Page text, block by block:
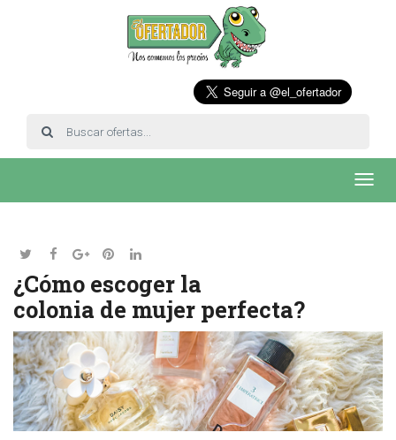
¿Cómo escoger la
colonia de mujer perfecta?